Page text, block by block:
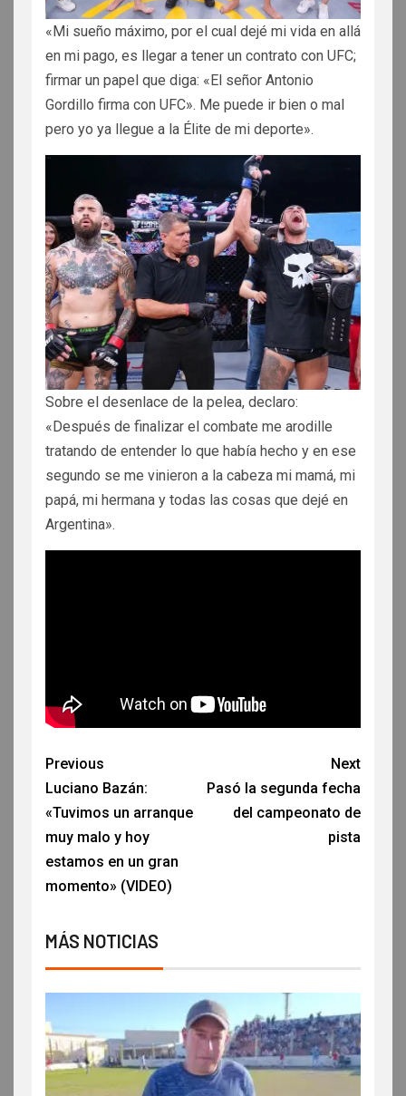
«Mi sueño máximo, por el cual dejé mi vida en allá
en mi pago, es llegar a tener un contrato con UFC;
firmar un papel que diga: «El señor Antonio
Gordillo firma con UFC». Me puede ir bien o mal
pero yo ya llegue a la Élite de mi deporte».
Sobre el desenlace de la pelea, declaro:
«Después de finalizar el combate me arodille
tratando de entender lo que había hecho y en ese
segundo se me vinieron a la cabeza mi mamá, mi
papá, mi hermana y todas las cosas que dejé en
Argentina».
Previous
Luciano Bazán:
«Tuvimos un arranque
muy malo y hoy
estamos en un gran
momento» (VIDEO)
Next
Pasó la segunda fecha
del campeonato de
pista
MÁS NOTICIAS